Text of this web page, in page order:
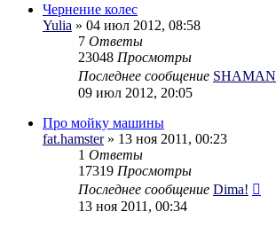
Чернение колес
Yulia » 04 июл 2012, 08:58
7 Ответы
23048 Просмотры
Последнее сообщение SHAMAN
09 июл 2012, 20:05
Про мойку машины
fat.hamster» 13 ноя 2011, 00:23
1 Ответы
17319 Просмотры
Последнее сообщение Dima!
13 ноя 2011, 00:34